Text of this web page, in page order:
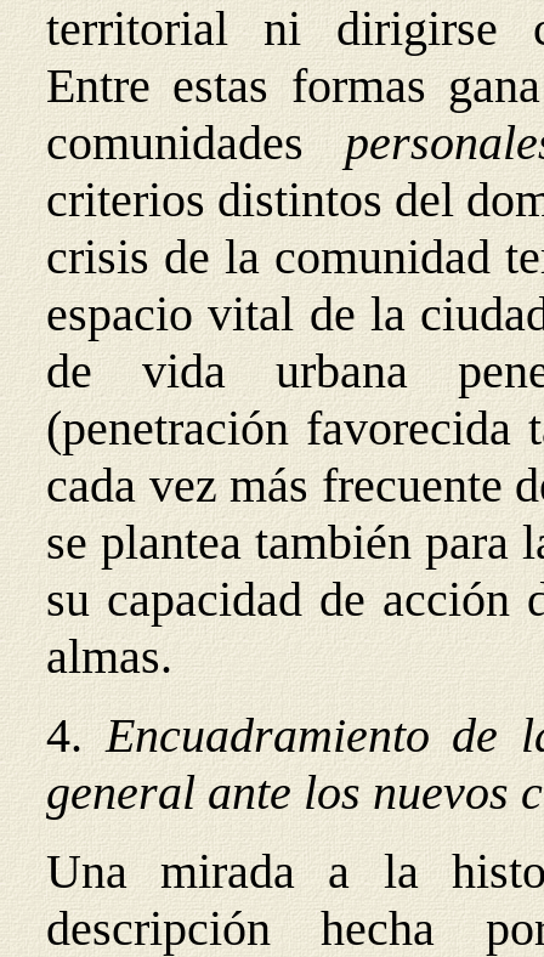
territorial ni dirigirse
Entre estas formas
comunidades
criterios distintos del
crisis de la comunidad
espacio vital de la
de vida urbana
(penetración favorecida
cada vez más frecuente
se plantea también para
su capacidad de acción
almas.
4.Encuadramiento de
general ante los nuevos
Una mirada a la
descripción hecha